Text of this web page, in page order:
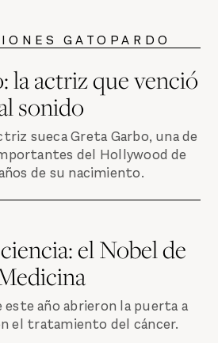
GATOPARDO
la actriz que venció
sonido
sueca Greta Garbo, una de
del Hollywood de
de su nacimiento.
el Nobel de
este año abrieron la puerta a
el tratamiento del cáncer.